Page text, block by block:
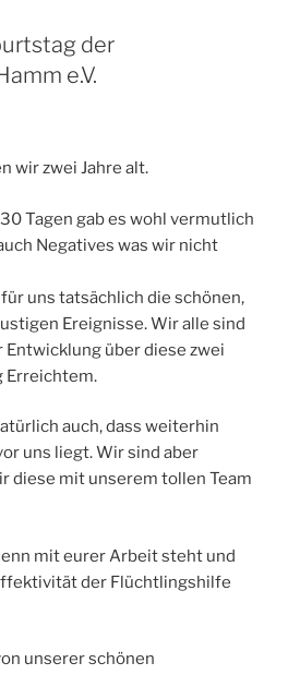
der
e.V.
wir zwei Jahre alt.
Tagen gab es wohl vermutlich
Negatives was wir nicht
uns tatsächlich die schönen,
Ereignisse. Wir alle sind
über diese zwei
Erreichtem.
auch, dass weiterhin
uns liegt. Wir sind aber
diese mit unserem tollen Team
mit eurer Arbeit steht und
der Flüchtlingshilfe
unserer schönen